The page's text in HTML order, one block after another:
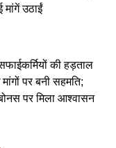
उठाईं
की हड़ताल
पर बनी सहमति;
पर मिला आश्वासन